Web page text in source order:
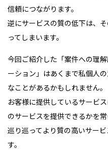
信頼につながります。
逆にサービスの質の低下は、
ってしまいます。
今回ご紹介した「案件への理
ーション」はあくまで私個人
なことがあるかもしれません。
お客様に提供しているサービ
のサービスを提供できるかを
巡り巡ってより質の高いサー
す。